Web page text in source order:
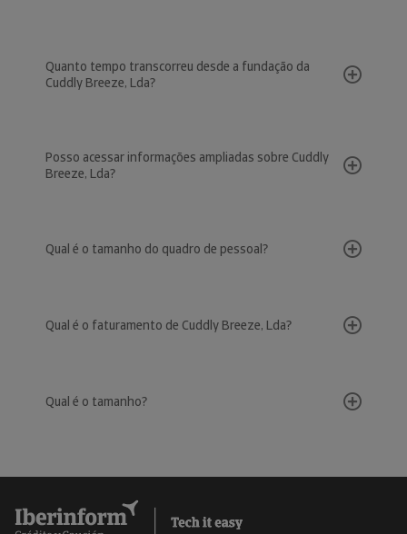
Quanto tempo transcorreu desde a fundação da
Cuddly Breeze, Lda?
Posso acessar informações ampliadas sobre Cuddly
Breeze, Lda?
Qual é o tamanho do quadro de pessoal?
Qual é o faturamento de Cuddly Breeze, Lda?
Qual é o tamanho?